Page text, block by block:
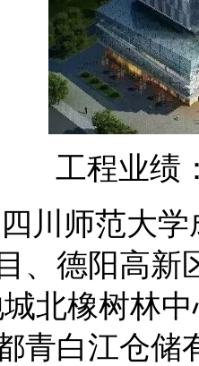
工程业绩
川师范大学
、德阳高
北橡树林
青白江仓储